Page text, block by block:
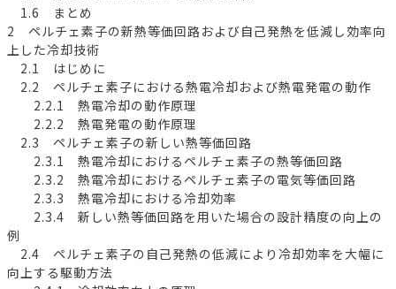
1.6 まとめ
2 ペルチェ素子の新熱等価回路および自己発熱を低減し効率向
上した冷却技術
2.1 はじめに
2.2 ペルチェ素子における熱電冷却および熱電発電の動作
2.2.1 熱電冷却の動作原理
2.2.2 熱電発電の動作原理
2.3 ペルチェ素子の新しい熱等価回路
2.3.1 熱電冷却におけるペルチェ素子の熱等価回路
2.3.2 熱電冷却におけるペルチェ素子の電気等価回路
2.3.3 熱電冷却における冷却効率
2.3.4 新しい熱等価回路を用いた場合の設計精度の向上の
例
2.4 ペルチェ素子の自己発熱の低減により冷却効率を大幅に
向上する駆動方法